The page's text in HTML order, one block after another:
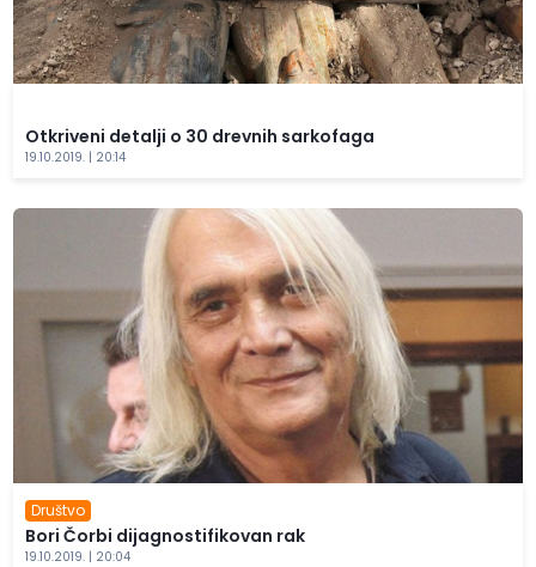
Otkriveni detalji o 30 drevnih sarkofaga
19.10.2019. | 20:14
Društvo
Bori Čorbi dijagnostifikovan rak
19.10.2019. | 20:04